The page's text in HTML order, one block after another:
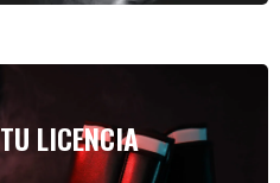
LICENCIA